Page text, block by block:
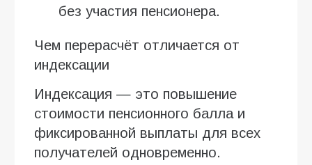
без участия пенсионера.
Чем перерасчёт отличается от
индексации
Индексация — это повышение
стоимости пенсионного балла и
фиксированной выплаты для всех
получателей одновременно.